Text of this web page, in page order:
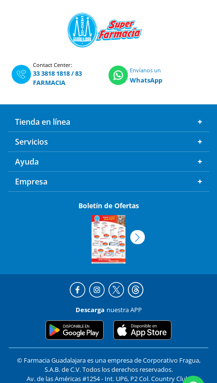
Contact Center:
33 3818 1818/83
FARMACIA
Envíanos un
WhatsApp
Tienda en línea
Servicios
Ayuda
Empresa
Boletín de Ofertas
Descarga nuestra APP
© Farmacia Guadalajara es una empresa de Corporativo Fragua,
S.A.B. de C.V. Todos los derechos reservados.
Av. de las Américas #1254 - Int. UP6, P2 Col. Country Club,